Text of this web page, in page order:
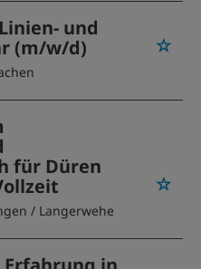
und
(m/w/d)
für Düren
/ Langerwehe